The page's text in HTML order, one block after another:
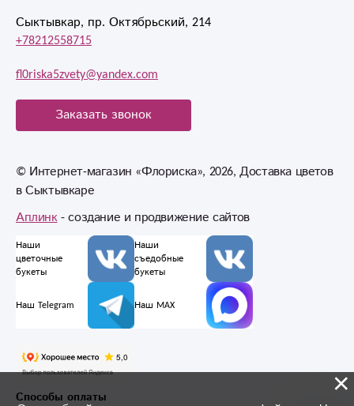
×
Сыктывкар, пр. Октябрьский, 214
+78212558715
fl0riska5zvety@yandex.com
Заказать звонок
© Интернет-магазин «Флориска», 2026, Доставка цветов
в Сыктывкаре
Аплинк- создание и продвижение сайтов
Наши
цветочные
букеты
Наши
съедобные
букеты
Наш Telegram Наш MAX
Способы оплаты